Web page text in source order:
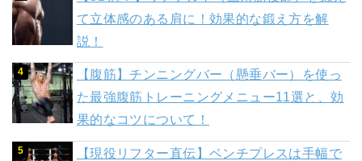
て立体感のある肩に！効果的な鍛え方を解
説！
【腹筋】チンニングバー（懸垂バー）を使っ
た最強腹筋トレーニングメニュー11選と、効
果的なコツについて！
【現役リフター直伝】ベンチプレスは手幅で